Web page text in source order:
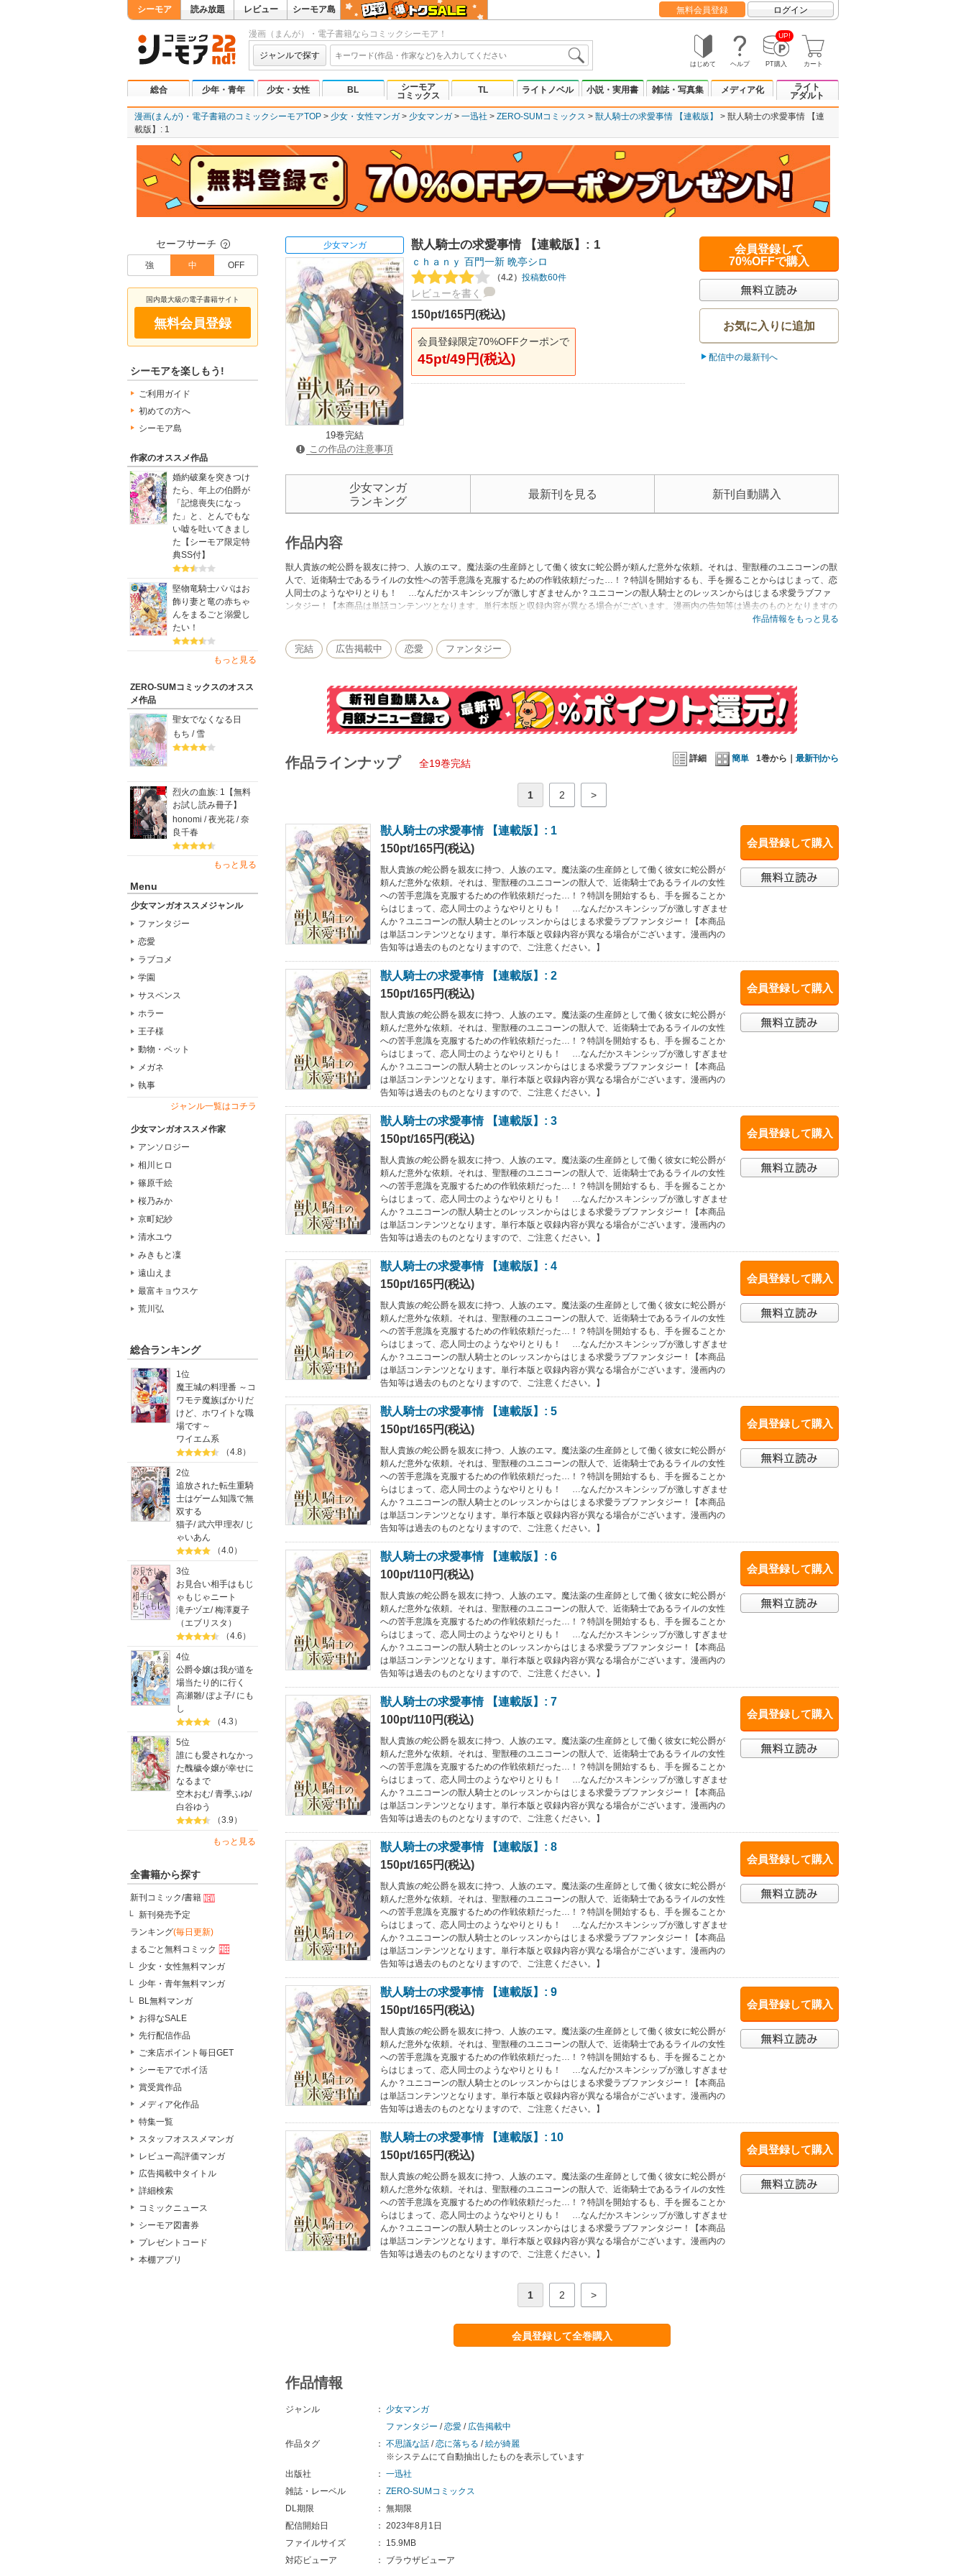
シーモア 読み放題 レビュー シーモア島 無料会員登録 ログイン
漫画（まんが）・電子書籍ならコミックシーモア！
ジャンルで探す
はじめて ヘルプ
UP!
PT購入 カート
総合 少年・青年 少女・女性 BL
シーモア
コミックス
TL ライトノベル 小説・実用書 雑誌・写真集 メディア化
ライト
アダルト
漫画(まんが)・電子書籍のコミックシーモアTOP 少女・女性マンガ 少女マンガ 一迅社 ZERO-SUMコミックス 獣人騎士の求愛事情 【連載版】
獣人騎士の求愛事情 【連
載版】: 1
セーフサーチ ？
強 中 OFF
国内最大級の電子書籍サイト
無料会員登録
シーモアを楽しもう!
ご利用ガイド
初めての方へ
シーモア島
作家のオススメ作品
婚約破棄を突きつけ
たら、年上の伯爵が
「記憶喪失になっ
た」と、とんでもな
い嘘を吐いてきまし
た【シーモア限定特
典SS付】
堅物竜騎士パパはお
飾り妻と竜の赤ちゃ
んをまるごと溺愛し
たい！
もっと見る
ZERO-SUMコミックスのオスス
メ作品
聖女でなくなる日
もち / 雪
烈火の血族: 1【無料
お試し読み冊子】
honomi / 夜光花 / 奈
良千春
もっと見る
Menu
少女マンガオススメジャンル
ファンタジー
恋愛
ラブコメ
学園
サスペンス
ホラー
王子様
動物・ペット
メガネ
執事
ジャンル一覧はコチラ
少女マンガオススメ作家
アンソロジー
相川ヒロ
篠原千絵
桜乃みか
京町妃紗
清水ユウ
みきもと凜
遠山えま
最富キョウスケ
荒川弘
総合ランキング
1位
魔王城の料理番 ～コ
ワモテ魔族ばかりだ
けど、ホワイトな職
場です～
ワイエム系
（4.8）
2位
追放された転生重騎
士はゲーム知識で無
双する
猫子/武六甲理衣/ じ
ゃいあん
（4.0）
3位
お見合い相手はもじ
ゃもじゃニート
滝チヅエ/梅澤夏子
（エブリスタ）
（4.6）
4位
公爵令嬢は我が道を
場当たり的に行く
高瀬雛/ぽよ子/ にも
し
（4.3）
5位
誰にも愛されなかっ
た醜穢令嬢が幸せに
なるまで
空木おむ/青季ふゆ/
白谷ゆう
（3.9）
もっと見る
全書籍から探す
新刊コミック/書籍
新刊発売予定
ランキング(毎日更新)
まるごと無料コミック
少女・女性無料マンガ
少年・青年無料マンガ
BL無料マンガ
お得なSALE
先行配信作品
ご来店ポイント毎日GET
シーモアでポイ活
賞受賞作品
メディア化作品
特集一覧
スタッフオススメマンガ
レビュー高評価マンガ
広告掲載中タイトル
詳細検索
コミックニュース
シーモア図書券
プレゼントコード
本棚アプリ
少女マンガ
19巻完結
この作品の注意事項
獣人騎士の求愛事情 【連載版】: 1
ｃｈａｎｙ 百門一新 晩亭シロ
（4.2） 投稿数60件
レビューを書く
150pt/165円(税込)
会員登録限定70%OFFクーポンで
45pt/49円(税込)
会員登録して
70%OFFで購入
お気に入りに追加
配信中の最新刊へ
少女マンガ
ランキング
最新刊を見る 新刊自動購入
作品内容
獣人貴族の蛇公爵を親友に持つ、人族のエマ。魔法薬の生産師として働く彼女に蛇公爵が頼んだ意外な依頼。それは、聖獣種のユニコーンの獣
人で、近衛騎士であるライルの女性への苦手意識を克服するための作戦依頼だった…！？特訓を開始するも、手を握ることからはじまって、恋
人同士のようなやりとりも！ …なんだかスキンシップが激しすぎませんか？ユニコーンの獣人騎士とのレッスンからはじまる求愛ラブファ
ンタジー！【本商品は単話コンテンツとなります。単行本版と収録内容が異なる場合がございます。漫画内の告知等は過去のものとなりますの
作品情報をもっと見る
完結 広告掲載中 恋愛 ファンタジー
詳細 簡単 1巻から｜ 最新刊から
作品ラインナップ 全19巻完結
1 2 >
会員登録して購入
獣人騎士の求愛事情 【連載版】: 1
150pt/165円(税込)
獣人貴族の蛇公爵を親友に持つ、人族のエマ。魔法薬の生産師として働く彼女に蛇公爵が
頼んだ意外な依頼。それは、聖獣種のユニコーンの獣人で、近衛騎士であるライルの女性
への苦手意識を克服するための作戦依頼だった…！？特訓を開始するも、手を握ることか
らはじまって、恋人同士のようなやりとりも！ …なんだかスキンシップが激しすぎませ
んか？ユニコーンの獣人騎士とのレッスンからはじまる求愛ラブファンタジー！【本商品
は単話コンテンツとなります。単行本版と収録内容が異なる場合がございます。漫画内の
告知等は過去のものとなりますので、ご注意ください。】
会員登録して購入
獣人騎士の求愛事情 【連載版】: 2
150pt/165円(税込)
獣人貴族の蛇公爵を親友に持つ、人族のエマ。魔法薬の生産師として働く彼女に蛇公爵が
頼んだ意外な依頼。それは、聖獣種のユニコーンの獣人で、近衛騎士であるライルの女性
への苦手意識を克服するための作戦依頼だった…！？特訓を開始するも、手を握ることか
らはじまって、恋人同士のようなやりとりも！ …なんだかスキンシップが激しすぎませ
んか？ユニコーンの獣人騎士とのレッスンからはじまる求愛ラブファンタジー！【本商品
は単話コンテンツとなります。単行本版と収録内容が異なる場合がございます。漫画内の
告知等は過去のものとなりますので、ご注意ください。】
会員登録して購入
獣人騎士の求愛事情 【連載版】: 3
150pt/165円(税込)
獣人貴族の蛇公爵を親友に持つ、人族のエマ。魔法薬の生産師として働く彼女に蛇公爵が
頼んだ意外な依頼。それは、聖獣種のユニコーンの獣人で、近衛騎士であるライルの女性
への苦手意識を克服するための作戦依頼だった…！？特訓を開始するも、手を握ることか
らはじまって、恋人同士のようなやりとりも！ …なんだかスキンシップが激しすぎませ
んか？ユニコーンの獣人騎士とのレッスンからはじまる求愛ラブファンタジー！【本商品
は単話コンテンツとなります。単行本版と収録内容が異なる場合がございます。漫画内の
告知等は過去のものとなりますので、ご注意ください。】
会員登録して購入
獣人騎士の求愛事情 【連載版】: 4
150pt/165円(税込)
獣人貴族の蛇公爵を親友に持つ、人族のエマ。魔法薬の生産師として働く彼女に蛇公爵が
頼んだ意外な依頼。それは、聖獣種のユニコーンの獣人で、近衛騎士であるライルの女性
への苦手意識を克服するための作戦依頼だった…！？特訓を開始するも、手を握ることか
らはじまって、恋人同士のようなやりとりも！ …なんだかスキンシップが激しすぎませ
んか？ユニコーンの獣人騎士とのレッスンからはじまる求愛ラブファンタジー！【本商品
は単話コンテンツとなります。単行本版と収録内容が異なる場合がございます。漫画内の
告知等は過去のものとなりますので、ご注意ください。】
会員登録して購入
獣人騎士の求愛事情 【連載版】: 5
150pt/165円(税込)
獣人貴族の蛇公爵を親友に持つ、人族のエマ。魔法薬の生産師として働く彼女に蛇公爵が
頼んだ意外な依頼。それは、聖獣種のユニコーンの獣人で、近衛騎士であるライルの女性
への苦手意識を克服するための作戦依頼だった…！？特訓を開始するも、手を握ることか
らはじまって、恋人同士のようなやりとりも！ …なんだかスキンシップが激しすぎませ
んか？ユニコーンの獣人騎士とのレッスンからはじまる求愛ラブファンタジー！【本商品
は単話コンテンツとなります。単行本版と収録内容が異なる場合がございます。漫画内の
告知等は過去のものとなりますので、ご注意ください。】
会員登録して購入
獣人騎士の求愛事情 【連載版】: 6
100pt/110円(税込)
獣人貴族の蛇公爵を親友に持つ、人族のエマ。魔法薬の生産師として働く彼女に蛇公爵が
頼んだ意外な依頼。それは、聖獣種のユニコーンの獣人で、近衛騎士であるライルの女性
への苦手意識を克服するための作戦依頼だった…！？特訓を開始するも、手を握ることか
らはじまって、恋人同士のようなやりとりも！ …なんだかスキンシップが激しすぎませ
んか？ユニコーンの獣人騎士とのレッスンからはじまる求愛ラブファンタジー！【本商品
は単話コンテンツとなります。単行本版と収録内容が異なる場合がございます。漫画内の
告知等は過去のものとなりますので、ご注意ください。】
会員登録して購入
獣人騎士の求愛事情 【連載版】: 7
100pt/110円(税込)
獣人貴族の蛇公爵を親友に持つ、人族のエマ。魔法薬の生産師として働く彼女に蛇公爵が
頼んだ意外な依頼。それは、聖獣種のユニコーンの獣人で、近衛騎士であるライルの女性
への苦手意識を克服するための作戦依頼だった…！？特訓を開始するも、手を握ることか
らはじまって、恋人同士のようなやりとりも！ …なんだかスキンシップが激しすぎませ
んか？ユニコーンの獣人騎士とのレッスンからはじまる求愛ラブファンタジー！【本商品
は単話コンテンツとなります。単行本版と収録内容が異なる場合がございます。漫画内の
告知等は過去のものとなりますので、ご注意ください。】
会員登録して購入
獣人騎士の求愛事情 【連載版】: 8
150pt/165円(税込)
獣人貴族の蛇公爵を親友に持つ、人族のエマ。魔法薬の生産師として働く彼女に蛇公爵が
頼んだ意外な依頼。それは、聖獣種のユニコーンの獣人で、近衛騎士であるライルの女性
への苦手意識を克服するための作戦依頼だった…！？特訓を開始するも、手を握ることか
らはじまって、恋人同士のようなやりとりも！ …なんだかスキンシップが激しすぎませ
んか？ユニコーンの獣人騎士とのレッスンからはじまる求愛ラブファンタジー！【本商品
は単話コンテンツとなります。単行本版と収録内容が異なる場合がございます。漫画内の
告知等は過去のものとなりますので、ご注意ください。】
会員登録して購入
獣人騎士の求愛事情 【連載版】: 9
150pt/165円(税込)
獣人貴族の蛇公爵を親友に持つ、人族のエマ。魔法薬の生産師として働く彼女に蛇公爵が
頼んだ意外な依頼。それは、聖獣種のユニコーンの獣人で、近衛騎士であるライルの女性
への苦手意識を克服するための作戦依頼だった…！？特訓を開始するも、手を握ることか
らはじまって、恋人同士のようなやりとりも！ …なんだかスキンシップが激しすぎませ
んか？ユニコーンの獣人騎士とのレッスンからはじまる求愛ラブファンタジー！【本商品
は単話コンテンツとなります。単行本版と収録内容が異なる場合がございます。漫画内の
告知等は過去のものとなりますので、ご注意ください。】
会員登録して購入
獣人騎士の求愛事情 【連載版】: 10
150pt/165円(税込)
獣人貴族の蛇公爵を親友に持つ、人族のエマ。魔法薬の生産師として働く彼女に蛇公爵が
頼んだ意外な依頼。それは、聖獣種のユニコーンの獣人で、近衛騎士であるライルの女性
への苦手意識を克服するための作戦依頼だった…！？特訓を開始するも、手を握ることか
らはじまって、恋人同士のようなやりとりも！ …なんだかスキンシップが激しすぎませ
んか？ユニコーンの獣人騎士とのレッスンからはじまる求愛ラブファンタジー！【本商品
は単話コンテンツとなります。単行本版と収録内容が異なる場合がございます。漫画内の
告知等は過去のものとなりますので、ご注意ください。】
1 2 >
会員登録して全巻購入
作品情報
ジャンル ：
少女マンガ
ファンタジー /恋愛 / 広告掲載中
作品タグ
： 不思議な話 /恋に落ちる /絵が綺麗
※システムにて自動抽出したものを表示しています
出版社
： 一迅社
雑誌・レーベル
： ZERO-SUMコミックス
DL期限
： 無期限
配信開始日
： 2023年8月1日
ファイルサイズ
：
15.9MB
対応ビューア
： ブラウザビューア